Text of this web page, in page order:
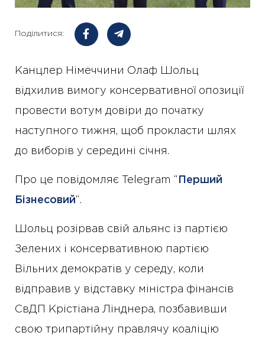
Поділитися:
Канцлер Німеччини Олаф Шольц
відхилив вимогу консервативної опозиції
провести вотум довіри до початку
наступного тижня, щоб прокласти шлях
до виборів у середині січня.
Про це повідомляє Telegram “ Перший
Бізнесовий“.
Шольц розірвав свій альянс із партією
Зелених і консервативною партією
Вільних демократів у середу, коли
відправив у відставку міністра фінансів
СвДП Крістіана Лінднера, позбавивши
свою трипартійну правлячу коаліцію